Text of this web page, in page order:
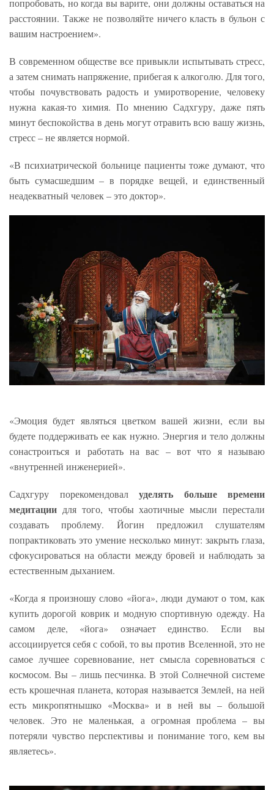
попробовать, но когда вы варите, они должны оставаться на
расстоянии. Также не позволяйте ничего класть в бульон с
вашим настроением».
В современном обществе все привыкли испытывать стресс,
а затем снимать напряжение, прибегая к алкоголю. Для того,
чтобы почувствовать радость и умиротворение, человеку
нужна какая-то химия. По мнению Садхгуру, даже пять
минут беспокойства в день могут отравить всю вашу жизнь,
стресс – не является нормой.
«В психиатрической больнице пациенты тоже думают, что
быть сумасшедшим – в порядке вещей, и единственный
неадекватный человек – это доктор».
«Эмоция будет являться цветком вашей жизни, если вы
будете поддерживать ее как нужно. Энергия и тело должны
сонастроиться и работать на вас – вот что я называю
«внутренней инженерией».
Садхгуру порекомендовал уделять больше времени
медитации для того, чтобы хаотичные мысли перестали
создавать проблему. Йогин предложил слушателям
попрактиковать это умение несколько минут: закрыть глаза,
сфокусироваться на области между бровей и наблюдать за
естественным дыханием.
«Когда я произношу слово «йога», люди думают о том, как
купить дорогой коврик и модную спортивную одежду. На
самом деле, «йога» означает единство. Если вы
ассоциируется себя с собой, то вы против Вселенной, это не
самое лучшее соревнование, нет смысла соревноваться с
космосом. Вы – лишь песчинка. В этой Солнечной системе
есть крошечная планета, которая называется Землей, на ней
есть микропятнышко «Москва» и в ней вы – большой
человек. Это не маленькая, а огромная проблема – вы
потеряли чувство перспективы и понимание того, кем вы
являетесь».